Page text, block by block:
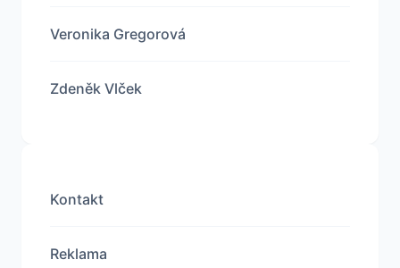
Veronika Gregorová
Zdeněk Vlček
Kontakt
Reklama